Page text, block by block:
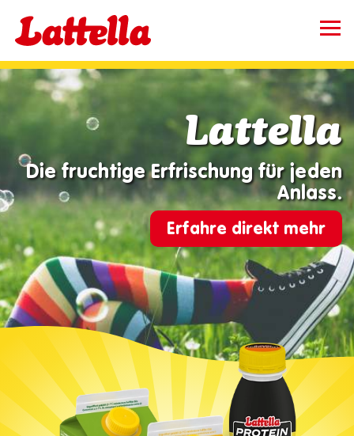
Direkt
zum
Inhalt
Produkte
Songs
Rezepte
Über Lattella
Kontakt
Karriere
Lattella
Die fruchtige Erfrischung für jeden
Anlass.
Erfahre direkt mehr